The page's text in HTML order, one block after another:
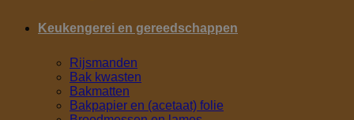
Keukengerei en gereedschappen
Rijsmanden
Bak kwasten
Bakmatten
Bakpapier en (acetaat) folie